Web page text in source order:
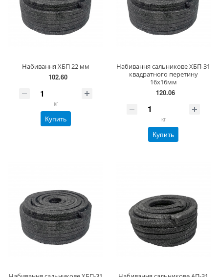
Набивання ХБП 22 мм
102.60
кг
Купить
Набивання сальникове ХБП-31
квадратного перетину
16х16мм
120.06
кг
Купить